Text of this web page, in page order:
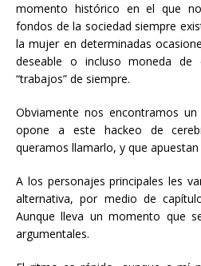
momento histórico en el que
fondos de la sociedad siempre
la mujer en determinadas
deseable o incluso moneda de
“trabajos” de siempre.
Obviamente nos encontramos
opone a este hackeo de
queramos llamarlo, y que
A los personajes principales les
alternativa, por medio de
Aunque lleva un momento que
argumentales.